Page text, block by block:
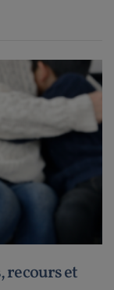
recours et